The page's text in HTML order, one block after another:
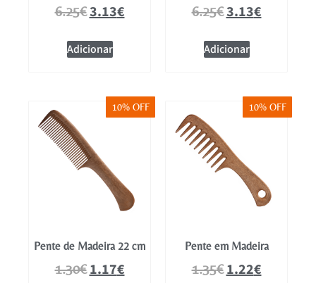
6.25€3.13€
Adicionar
6.25€3.13€
Adicionar
10% OFF
Pente de Madeira 22 cm
1.30€1.17€
10% OFF
Pente em Madeira
1.35€1.22€